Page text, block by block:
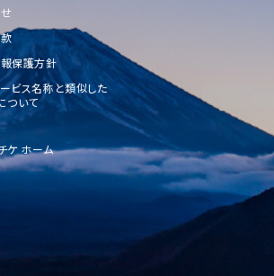
保護方針
ビス名称と類似した
ついて
ケ ホーム